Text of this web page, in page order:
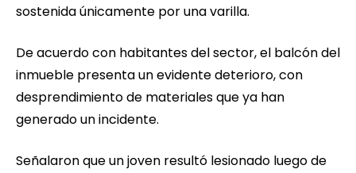
sostenida únicamente por una varilla.
De acuerdo con habitantes del sector, el balcón del
inmueble presenta un evidente deterioro, con
desprendimiento de materiales que ya han
generado un incidente.
Señalaron que un joven resultó lesionado luego de